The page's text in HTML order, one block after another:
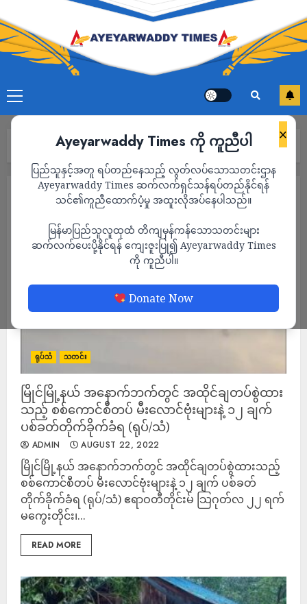
×
Ayeyarwaddy Times ကို ကူညီပါ
ပြည်သူနှင့်အတူ ရပ်တည်နေသည့် လွတ်လပ်သောသတင်းဌာန
Ayeyarwaddy Times ဆက်လက်ရှင်သန်ရပ်တည်နိုင်ရန်
သင်၏ကူညီထောက်ပံ့မှု အထူးလိုအပ်နေပါသည်။
မြန်မာပြည်သူလူထုထံ တိကျမှန်ကန်သောသတင်းများ
ဆက်လက်ပေးပို့နိုင်ရန် ကျေးဇူးပြု၍ Ayeyarwaddy Times
ကို ကူညီပါ။
Donate Now
သတင်း Page 1,608
သတင်း
ရုပ်သံ သတင်း
မြိုင်မြို့နယ် အနောက်ဘက်တွင် အထိုင်ချတပ်စွဲထား
သည့် စစ်ကောင်စီတပ် မီးလောင်ဗုံးများနဲ့ ၁၂ ချက်
ပစ်ခတ်တိုက်ခိုက်ခံရ (ရုပ်/သံ)
ADMIN AUGUST 22, 2022
မြိုင်မြို့နယ် အနောက်ဘက်တွင် အထိုင်ချတပ်စွဲထားသည့်
စစ်ကောင်စီတပ် မီးလောင်ဗုံးများနဲ့ ၁၂ ချက် ပစ်ခတ်
တိုက်ခိုက်ခံရ (ရုပ်/သံ) ဧရာဝတီတိုင်းမ် သြဂုတ်လ ၂၂ ရက်
မကွေးတိုင်း၊...
READ MORE